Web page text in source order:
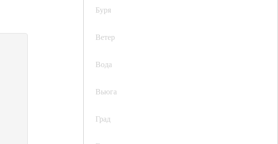
Буря
Ветер
Вода
Вьюга
Град